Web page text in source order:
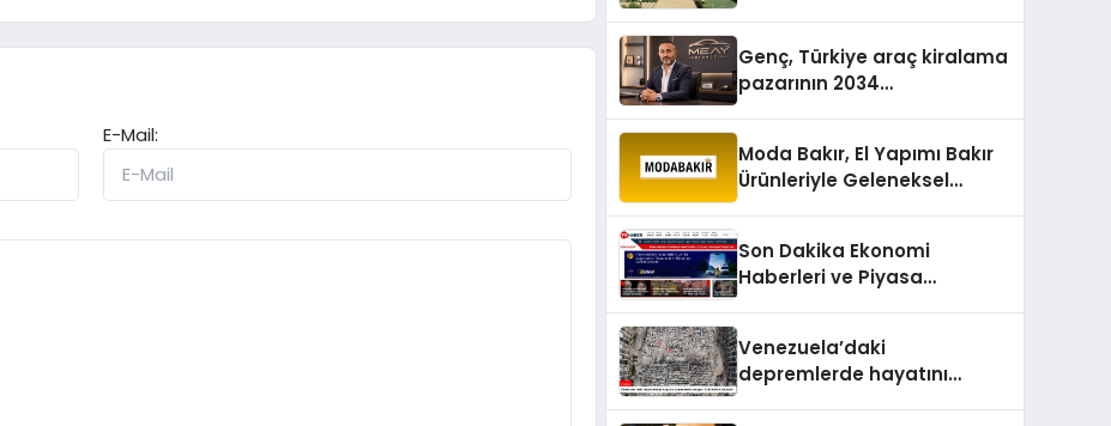
E-Mail:
Genç, Türkiye araç kiralama
pazarının 2034
Moda Bakır, El Yapımı Bakır
Ürünleriyle Geleneksel
Son Dakika Ekonomi
Haberleri ve Piyasa
Venezuela’daki
depremlerde hayatını